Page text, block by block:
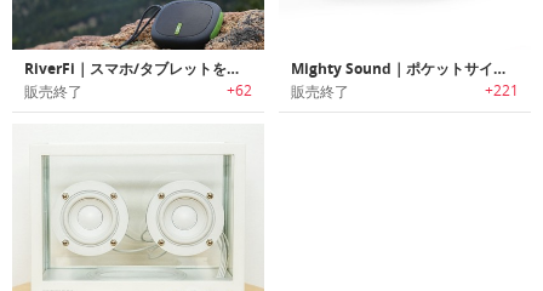
RiverFi｜スマホ/タブレットを充電可能なBluetoothスピーカー「リバーファイ」
販売終了 +62
Mighty Sound｜ポケットサイズのポータブルパワフルBluetoothスピーカー「マイティーサウンド」
販売終了 +221